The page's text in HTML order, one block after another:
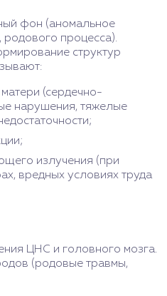
фон (аномальное
родового процесса).
структур
(сердечно-
нарушения, тяжелые
излучения (при
вредных условиях труда
ЦНС и головного мозга.
(родовые травмы,